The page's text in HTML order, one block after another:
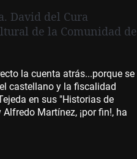
David del Cura
de la Comunidad de
la cuenta atrás...porque se
castellano y la fiscalidad
en sus "Historias de
Alfredo Martínez, ¡por fin!, ha